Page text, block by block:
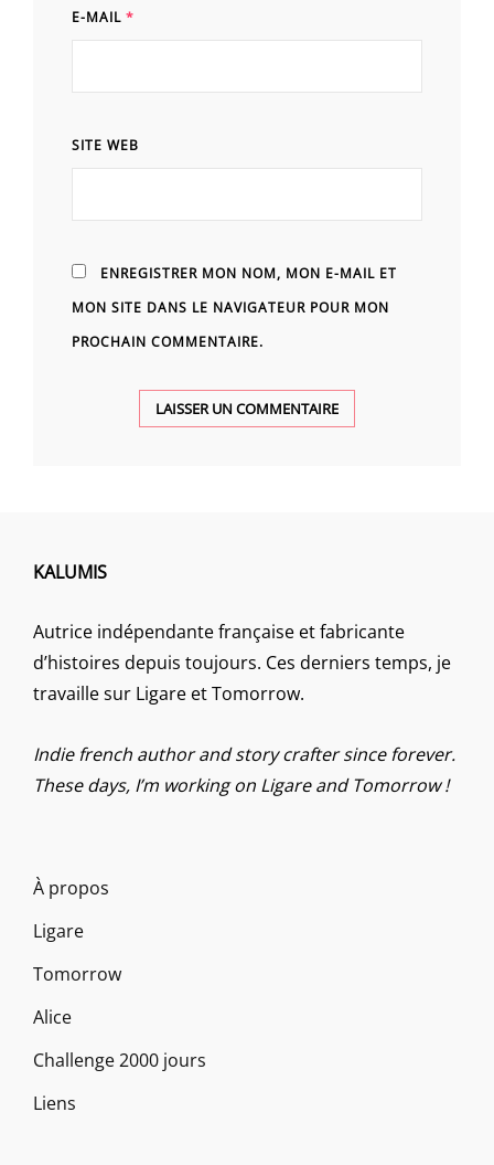
E-MAIL *
SITE WEB
ENREGISTRER MON NOM, MON E-MAIL ET
MON SITE DANS LE NAVIGATEUR POUR MON
PROCHAIN COMMENTAIRE.
KALUMIS
Autrice indépendante française et fabricante
d’histoires depuis toujours. Ces derniers temps, je
travaille sur Ligare et Tomorrow.
Indie french author and story crafter since forever.
These days, I’m working on Ligare and Tomorrow !
À propos
Ligare
Tomorrow
Alice
Challenge 2000 jours
Liens